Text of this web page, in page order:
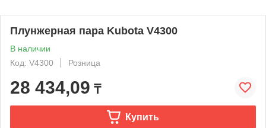
Плунжерная пара Kubota V4300
В наличии
Код: V4300
Розница
28 434,09 ₸
Купить